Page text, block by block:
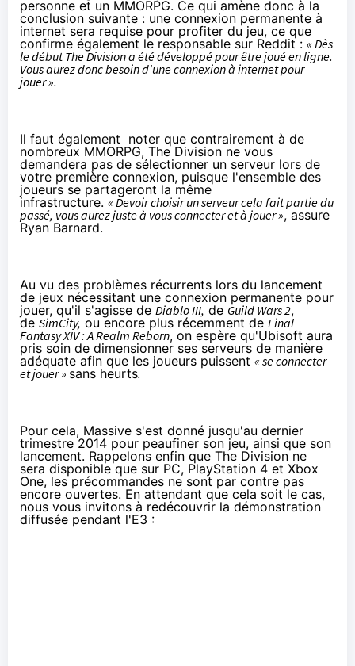
personne et un MMORPG. Ce qui amène donc à la
conclusion suivante : une connexion permanente à
internet sera requise pour profiter du jeu, ce que
confirme également le responsable sur Reddit : « Dès
le début The Division a été développé pour être joué en ligne.
Vous aurez donc besoin d'une connexion à internet pour
jouer ».
Il faut également noter que contrairement à de
nombreux MMORPG, The Division ne vous
demandera pas de sélectionner un serveur lors de
votre première connexion, puisque l'ensemble des
joueurs se partageront la même
infrastructure. « Devoir choisir un serveur cela fait partie du
passé, vous aurez juste à vous connecter et à jouer », assure
Ryan Barnard.
Au vu des problèmes récurrents lors du lancement
de jeux nécessitant une connexion permanente pour
jouer, qu'il s'agisse de Diablo III, de Guild Wars 2,
de SimCity, ou encore plus récemment de Final
Fantasy XIV : A Realm Reborn, on espère qu'Ubisoft aura
pris soin de dimensionner ses serveurs de manière
adéquate afin que les joueurs puissent « se connecter
et jouer » sans heurts.
Pour cela, Massive s'est donné jusqu'au dernier
trimestre 2014 pour peaufiner son jeu, ainsi que son
lancement. Rappelons enfin que The Division ne
sera disponible que sur PC, PlayStation 4 et Xbox
One, les précommandes ne sont par contre pas
encore ouvertes. En attendant que cela soit le cas,
nous vous invitons à redécouvrir la démonstration
diffusée pendant l'E3 :